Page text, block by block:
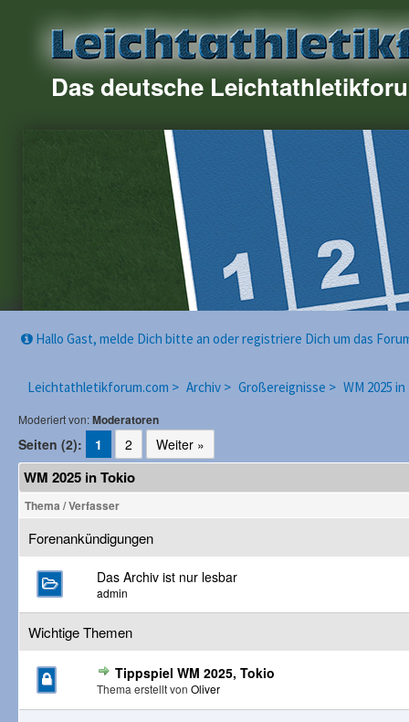
Das deutsche
Hallo Gast, melde Dich bitte an oder registriere Dich um das
Leichtathletikforum.com > Archiv > Großereignisse > WM 2025
Moderiert von:Moderatoren
Seiten (2): 1 2 Weiter »
WM 2025 in Tokio
Thema /Verfasser
Forenankündigungen
Das Archiv ist nur lesbar
admin
Wichtige Themen
Tippspiel WM 2025, Tokio
Thema erstellt von Oliver